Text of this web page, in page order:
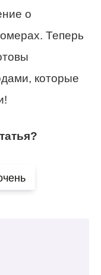
о
Теперь
которые